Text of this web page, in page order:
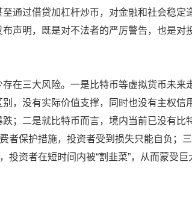
通过借贷加杠杆炒币，对金融和社会稳定
声明，既是对不法者的严厉警告，也是对
在三大风险。一是比特币等虚拟货币未来
，没有实际价值支撑，同时也没有主权信
；二是就比特币而言，境内当前已没有比
者保护措施，投资者受到损失只能自负；
投资者在短时间内被“割韭菜”，从而蒙受巨